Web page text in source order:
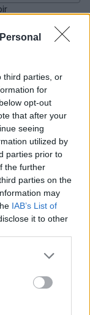
third parties, or
for
opt-out
that after your
seeing
utilized by
parties prior to
the further
parties on the
may
IAB’s List of
it to other